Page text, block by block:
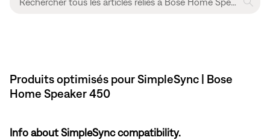
Produits optimisés pour SimpleSync | Bose
Home Speaker 450
Info about SimpleSync compatibility.